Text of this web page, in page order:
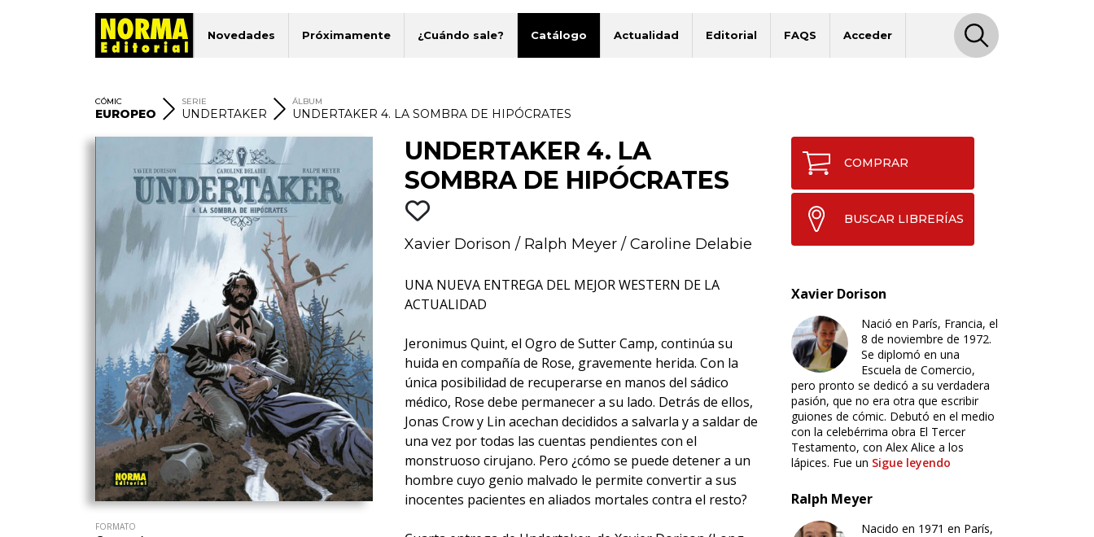
Novedades Próximamente ¿Cuándo sale? Catálogo Actualidad Editorial FAQS Acceder
CÓMIC
EUROPEO
SERIE
UNDERTAKER
ÁLBUM
UNDERTAKER 4. LA SOMBRA DE HIPÓCRATES
FORMATO
UNDERTAKER 4. LA
SOMBRA DE HIPÓCRATES
Xavier Dorison / Ralph Meyer/ Caroline Delabie
UNA NUEVA ENTREGA DEL MEJOR WESTERN DE LA
ACTUALIDAD
Jeronimus Quint, el Ogro de Sutter Camp, continúa su
huida en compañía de Rose, gravemente herida. Con la
única posibilidad de recuperarse en manos del sádico
médico, Rose debe permanecer a su lado. Detrás de ellos,
Jonas Crow y Lin acechan decididos a salvarla y a saldar de
una vez por todas las cuentas pendientes con el
monstruoso cirujano. Pero ¿cómo se puede detener a un
hombre cuyo genio malvado le permite convertir a sus
inocentes pacientes en aliados mortales contra el resto?
COMPRAR
BUSCAR LIBRERÍAS
Xavier Dorison
Nació en París, Francia, el
8 de noviembre de 1972.
Se diplomó en una
Escuela de Comercio,
pero pronto se dedicó a su verdadera
pasión, que no era otra que escribir
guiones de cómic. Debutó en el medio
con la celebérrima obra El Tercer
Testamento, con Alex Alice a los
lápices. Fue un Sigue leyendo
Ralph Meyer
Nacido en 1971 en París,